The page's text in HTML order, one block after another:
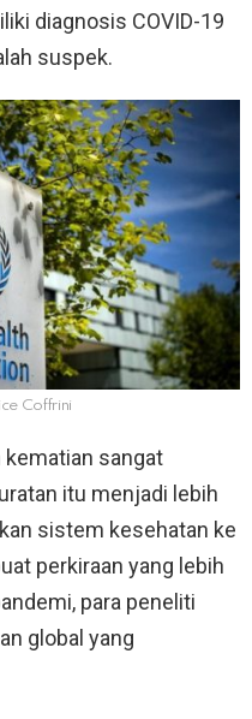
diagnosis COVID-19
suspek.
Coffrini
kematian sangat
itu menjadi lebih
sistem kesehatan ke
perkiraan yang lebih
para peneliti
global yang